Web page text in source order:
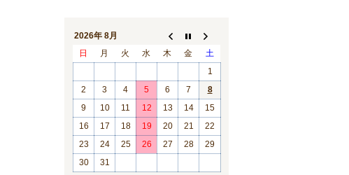
2026年 8月
日
月 火 水 木 金
土
1
2
3 4 5 6 7
8
9
10 11 12 13 14
15
16
17 18 19 20 21
22
23
24 25 26 27 28
29
30
31